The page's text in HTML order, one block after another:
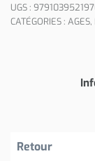
UGS :
CATÉGORIES : AGES,
Retour